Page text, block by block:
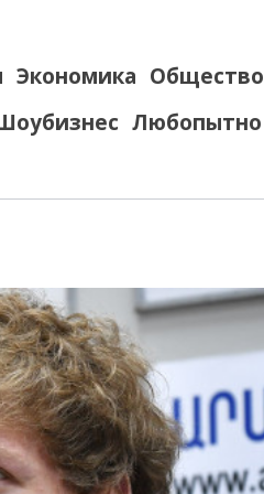
Экономика Общество
Любопытно